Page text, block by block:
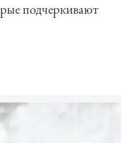
подчеркивают